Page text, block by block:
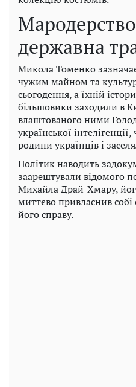
державна
Микола Томенко
чужим майном та
сьогодення, а їхній
більшовики заходили в
влаштованого ними
української
родини українців і
Політик наводить
заарештували відомого
Михайла Драй-Хмару,
миттєво привласнив собі
його справу.